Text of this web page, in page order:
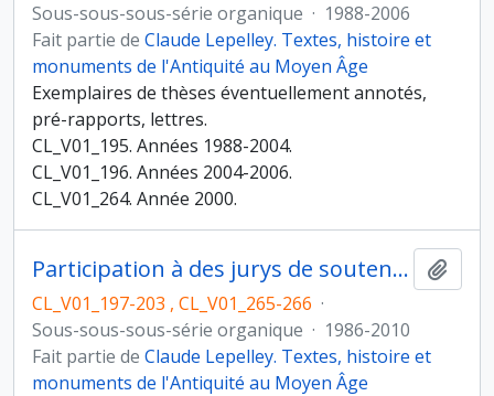
Sous-sous-sous-série organique · 1988-2006
Fait partie de Claude Lepelley. Textes, histoire et
monuments de l'Antiquité au Moyen Âge
Exemplaires de thèses éventuellement annotés,
pré-rapports, lettres.
CL_V01_195. Années 1988-2004.
CL_V01_196. Années 2004-2006.
CL_V01_264. Année 2000.
Participation à des jurys de soutenance
CL_V01_197-203 , CL_V01_265-266 ·
Sous-sous-sous-série organique · 1986-2010
Fait partie de Claude Lepelley. Textes, histoire et
monuments de l'Antiquité au Moyen Âge